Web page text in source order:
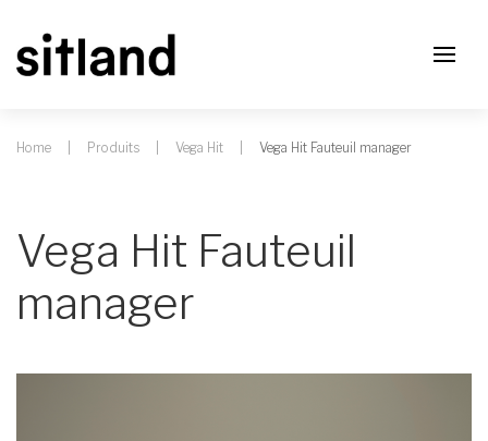
Home Produits Vega Hit Vega Hit Fauteuil manager
Vega Hit Fauteuil
manager